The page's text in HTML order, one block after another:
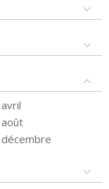
avril
août
décembre